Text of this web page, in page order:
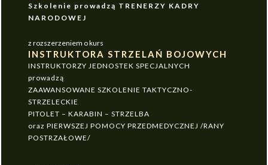
Szkolenie prowadzą TRENERZY KADRY
NARODOWEJ
z rozszerzeniem o kurs
INSTRUKTORA STRZELAŃ BOJOWYCH
INSTRUKTORZY JEDNOSTEK SPECJALNYCH
prowadzą
ZAAWANSOWANE SZKOLENIE TAKTYCZNO-
STRZELECKIE
PITOLET – KARABIN – STRZELBA
oraz PIERWSZEJ POMOCY PRZEDMEDYCZNEJ /RANY
POSTRZAŁOWE/